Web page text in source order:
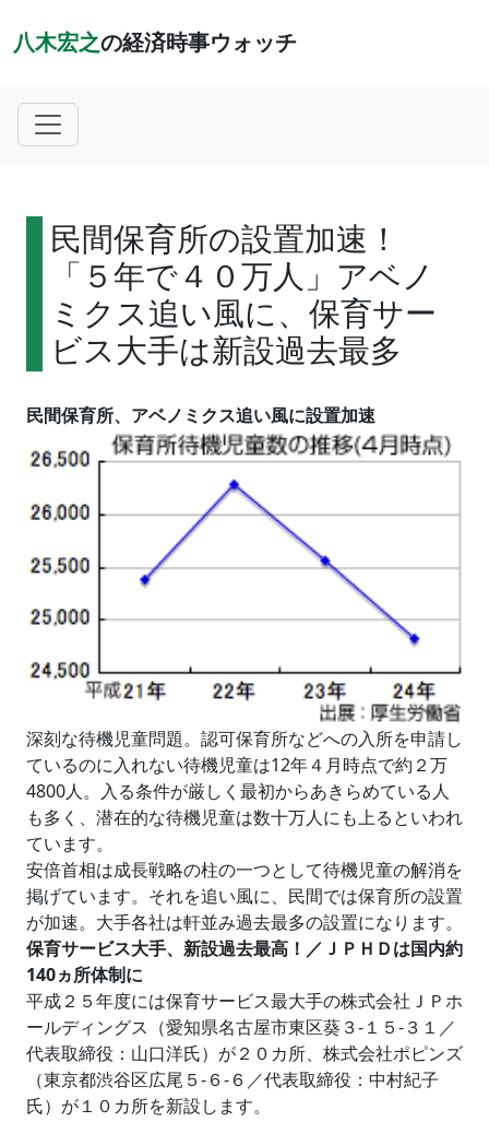
八木宏之の経済時事ウォッチ
民間保育所の設置加速！
「５年で４０万人」アベノ
ミクス追い風に、保育サー
ビス大手は新設過去最多
民間保育所、アベノミクス追い風に設置加速
深刻な待機児童問題。認可保育所などへの入所を申請し
ているのに入れない待機児童は12年４月時点で約２万
4800人。入る条件が厳しく最初からあきらめている人
も多く、潜在的な待機児童は数十万人にも上るといわれ
ています。
安倍首相は成長戦略の柱の一つとして待機児童の解消を
掲げています。それを追い風に、民間では保育所の設置
が加速。大手各社は軒並み過去最多の設置になります。
保育サービス大手、新設過去最高！／ＪＰＨＤは国内約
140ヵ所体制に
平成２５年度には保育サービス最大手の株式会社ＪＰホ
ールディングス（愛知県名古屋市東区葵３‐１５‐３１／
代表取締役：山口洋氏）が２０カ所、株式会社ポピンズ
（東京都渋谷区広尾５‐６‐６／代表取締役：中村紀子
氏）が１０カ所を新設します。